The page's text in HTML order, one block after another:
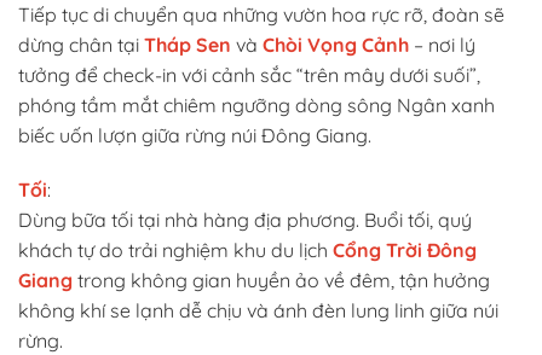
Tiếp tục di chuyển qua những vườn hoa rực rỡ, đoàn sẽ
dừng chân tại Tháp Sen và Chòi Vọng Cảnh – nơi lý
tưởng để check-in với cảnh sắc “trên mây dưới suối”,
phóng tầm mắt chiêm ngưỡng dòng sông Ngân xanh
biếc uốn lượn giữa rừng núi Đông Giang.
Tối:
Dùng bữa tối tại nhà hàng địa phương. Buổi tối, quý
khách tự do trải nghiệm khu du lịch Cổng Trời Đông
Giang trong không gian huyền ảo về đêm, tận hưởng
không khí se lạnh dễ chịu và ánh đèn lung linh giữa núi
rừng.